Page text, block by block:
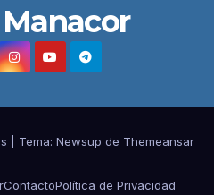
Tema: Newsup de Themeansar
ContactoPolítica de Privacidad